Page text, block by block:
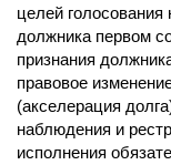
целей
должника первом
признания
правовое
(акселерация
наблюдения и
исполнения